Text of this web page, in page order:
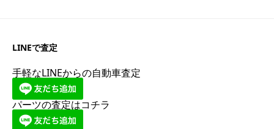
LINEで査定
手軽なLINEからの自動車査定
パーツの査定はコチラ